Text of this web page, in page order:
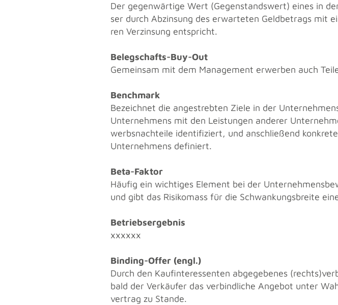
Der ge­gen­wär­ti­ge Wert (Ge­gen­stands­wert) eines in
ser durch Ab­zin­sung des er­war­te­ten Geld­be­trags mit
ren Ver­zin­sung ent­spricht.
Be­leg­schafts-Buy-Out
Ge­mein­sam mit dem Ma­nage­ment er­wer­ben auch
Bench­mark
Be­zeich­net die an­ge­streb­ten Ziele in der
Un­ter­neh­mens mit den Leis­tun­gen an­de­rer
werbs­nach­tei­le iden­ti­fi­ziert, und an­schlie­ßend
Un­ter­neh­mens de­fi­niert.
Beta-Fak­tor
Häu­fig ein wich­ti­ges Ele­ment bei der
und gibt das Ri­si­ko­mass für die Schwan­kungs­brei­te
Be­triebs­er­geb­nis
xxxxxx
Bin­ding-Offer (engl.)
Durch den Kauf­in­ter­es­sen­ten ab­ge­ge­be­nes
bald der Ver­käu­fer das ver­bind­li­che An­ge­bot unter
ver­trag zu Stan­de.